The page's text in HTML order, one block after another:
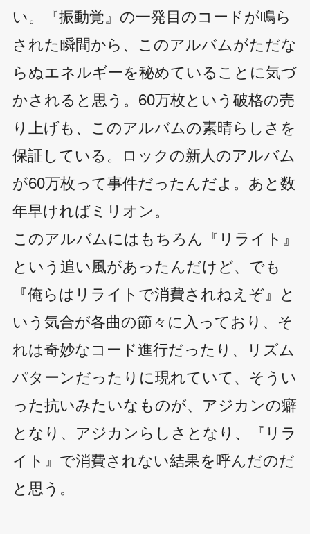
い。『振動覚』の一発目のコードが鳴ら
された瞬間から、このアルバムがただな
らぬエネルギーを秘めていることに気づ
かされると思う。60万枚という破格の売
り上げも、このアルバムの素晴らしさを
保証している。ロックの新人のアルバム
が60万枚って事件だったんだよ。あと数
年早ければミリオン。
このアルバムにはもちろん『リライト』
という追い風があったんだけど、でも
『俺らはリライトで消費されねえぞ』と
いう気合が各曲の節々に入っており、そ
れは奇妙なコード進行だったり、リズム
パターンだったりに現れていて、そうい
った抗いみたいなものが、アジカンの癖
となり、アジカンらしさとなり、『リラ
イト』で消費されない結果を呼んだのだ
と思う。